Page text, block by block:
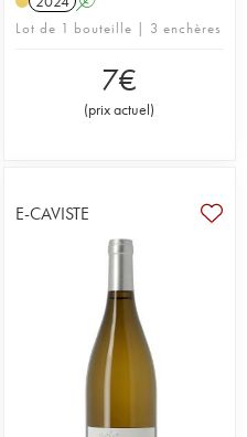
Lot de 1 bouteille | 3 enchères
7€
(prix actuel)
E-CAVISTE